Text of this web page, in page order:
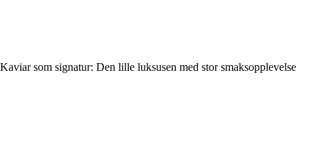
Kaviar som signatur: Den lille luksusen med stor smaksopplevelse